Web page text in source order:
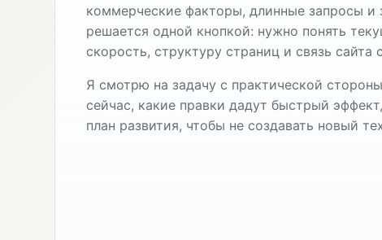
коммерческие факторы, длинные запросы и
решается одной кнопкой: нужно понять
скорость, структуру страниц и связь сайта
Я смотрю на задачу с практической
сейчас, какие правки дадут быстрый
план развития, чтобы не создавать новый